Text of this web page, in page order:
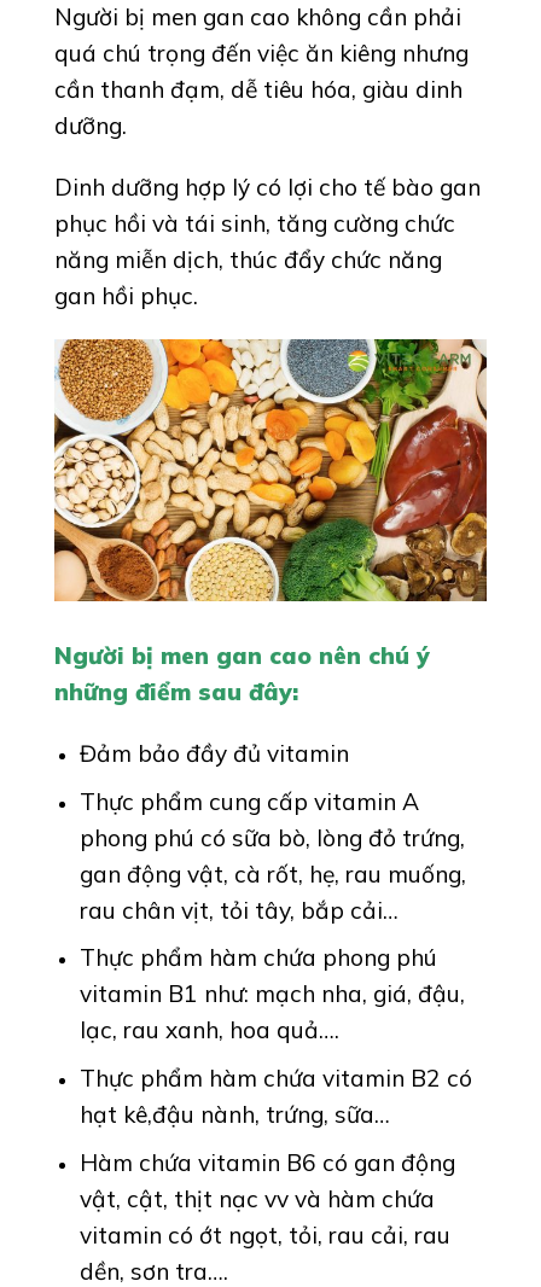
Người bị men gan cao không cần phải
quá chú trọng đến việc ăn kiêng nhưng
cần thanh đạm, dễ tiêu hóa, giàu dinh
dưỡng.
Dinh dưỡng hợp lý có lợi cho tế bào gan
phục hồi và tái sinh, tăng cường chức
năng miễn dịch, thúc đẩy chức năng
gan hồi phục.
Người bị men gan cao nên chú ý
những điểm sau đây:
Đảm bảo đầy đủ vitamin
Thực phẩm cung cấp vitamin A
phong phú có sữa bò, lòng đỏ trứng,
gan động vật, cà rốt, hẹ, rau muống,
rau chân vịt, tỏi tây, bắp cải…
Thực phẩm hàm chứa phong phú
vitamin B1 như: mạch nha, giá, đậu,
lạc, rau xanh, hoa quả….
Thực phẩm hàm chứa vitamin B2 có
hạt kê,đậu nành, trứng, sữa…
Hàm chứa vitamin B6 có gan động
vật, cật, thịt nạc vv và hàm chứa
vitamin có ớt ngọt, tỏi, rau cải, rau
dền, sơn tra….